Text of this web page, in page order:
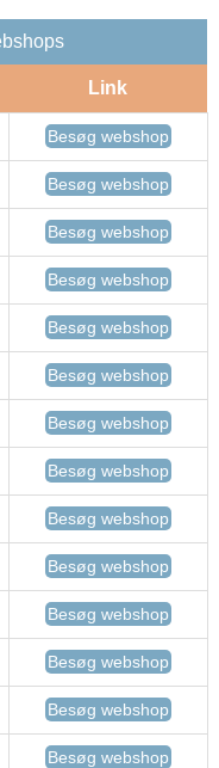
Link
Besøg webshop
Besøg webshop
Besøg webshop
Besøg webshop
Besøg webshop
Besøg webshop
Besøg webshop
Besøg webshop
Besøg webshop
Besøg webshop
Besøg webshop
Besøg webshop
Besøg webshop
Besøg webshop